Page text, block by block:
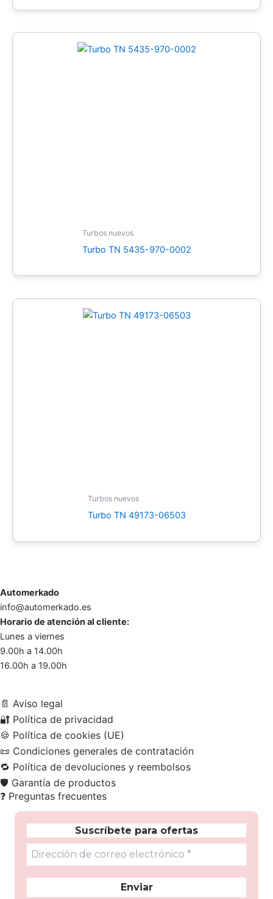
Turbos nuevos
Turbo TN 5435-970-0002
Turbos nuevos
Turbo TN 49173-06503
Automerkado
info@automerkado.es
Horario de atención al cliente:
Lunes a viernes
9.00h a 14.00h
16.00h a 19.00h
📄 Aviso legal
🔐 Política de privacidad
🍪 Política de cookies (UE)
📜 Condiciones generales de contratación
🔁 Política de devoluciones y reembolsos
🛡️ Garantía de productos
❓ Preguntas frecuentes
Suscríbete para ofertas